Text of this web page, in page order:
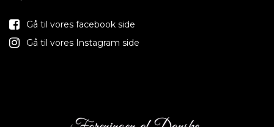
Gå til vores facebook side
Gå til vores Instagram side